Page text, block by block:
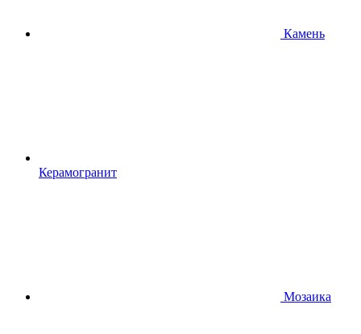
Камень
Керамогранит
Мозаика